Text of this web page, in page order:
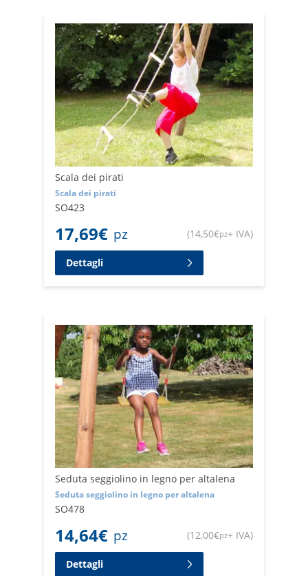
Scala dei pirati
Scala dei pirati
SO423
17,69€ pz (14,50€pz+ IVA)
Dettagli
Seduta seggiolino in legno per altalena
Seduta seggiolino in legno per altalena
SO478
14,64€ pz (12,00€pz+ IVA)
Dettagli